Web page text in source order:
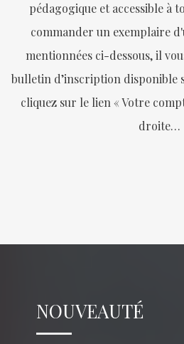
pédagogique et accessible à
commander un exemplaire
mentionnées ci-dessous, il
bulletin d’inscription disponible
cliquez sur le lien « Votre
droite…
NOUVEAUTÉ